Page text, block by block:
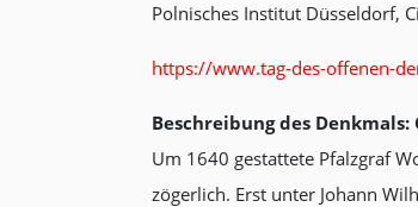
Polnisches Institut Düsseldorf,
https://www.tag-des-offenen-
Beschreibung des
Um 1640 gestattete Pfalzgraf
zögerlich. Erst unter Johann